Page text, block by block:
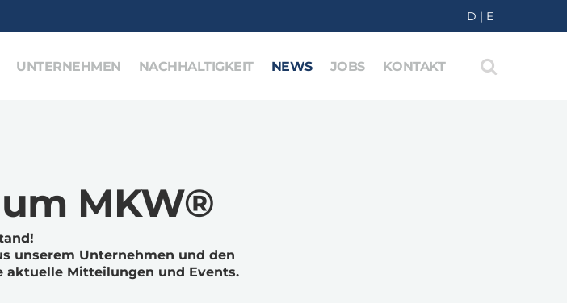
D | E
UNTERNEHMEN NACHHALTIGKEIT NEWS JOBS KONTAKT
MKW®
unserem Unternehmen und den
aktuelle Mitteilungen und Events.